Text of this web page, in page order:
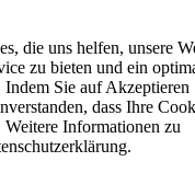
die uns helfen, unsere
zu bieten und ein
Sie auf Akzeptieren
dass Ihre
Informationen zu